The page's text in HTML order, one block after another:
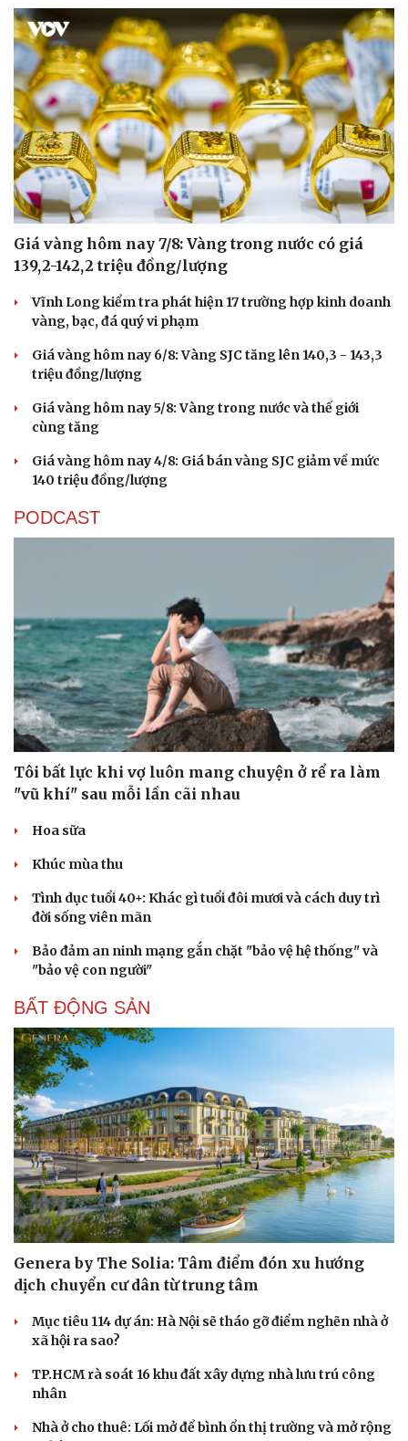
Cải chính
Giá vàng hôm nay 7/8: Vàng trong nước có giá
139,2-142,2 triệu đồng/lượng
Vĩnh Long kiểm tra phát hiện 17 trường hợp kinh doanh
vàng, bạc, đá quý vi phạm
Giá vàng hôm nay 6/8: Vàng SJC tăng lên 140,3 - 143,3
triệu đồng/lượng
Giá vàng hôm nay 5/8: Vàng trong nước và thế giới
cùng tăng
Giá vàng hôm nay 4/8: Giá bán vàng SJC giảm về mức
140 triệu đồng/lượng
PODCAST
Tôi bất lực khi vợ luôn mang chuyện ở rể ra làm
"vũ khí" sau mỗi lần cãi nhau
Hoa sữa
Khúc mùa thu
Tình dục tuổi 40+: Khác gì tuổi đôi mươi và cách duy trì
đời sống viên mãn
Bảo đảm an ninh mạng gắn chặt "bảo vệ hệ thống" và
"bảo vệ con người"
BẤT ĐỘNG SẢN
Genera by The Solia: Tâm điểm đón xu hướng
dịch chuyển cư dân từ trung tâm
Mục tiêu 114 dự án: Hà Nội sẽ tháo gỡ điểm nghẽn nhà ở
xã hội ra sao?
TP.HCM rà soát 16 khu đất xây dựng nhà lưu trú công
nhân
Nhà ở cho thuê: Lối mở để bình ổn thị trường và mở rộng